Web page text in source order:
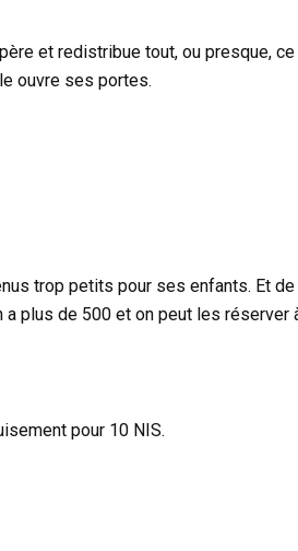
et redistribue tout, ou presque,
ouvre ses portes.
trop petits pour ses enfants. Et
plus de 500 et on peut les réserver à
pour 10 NIS.